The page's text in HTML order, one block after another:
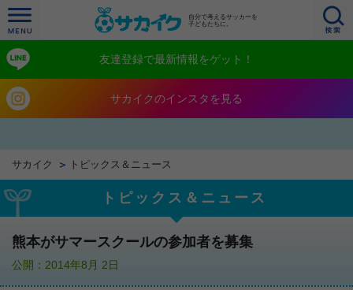
自分で考えるサッカーを
子どもたちに。
友達登録で最新情報をゲット！
サカイクのインスタを見る
サカイク トピックス＆ニュース
トピックス＆ニュース
熊本がサマースクールの参加者を募集
公開：2014年8月 2日